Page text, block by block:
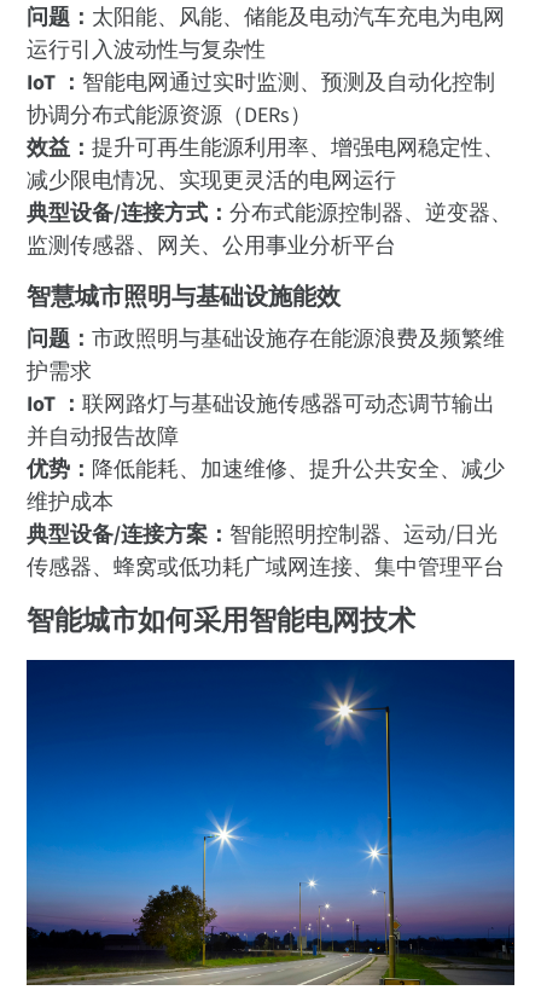
问题： 太阳能、风能、储能及电动汽车充电为电网
运行引入波动性与复杂性
IoT ： 智能电网通过实时监测、预测及自动化控制
协调分布式能源资源（DERs）
效益：提升可再生能源利用率、增强电网稳定性、
减少限电情况、实现更灵活的电网运行
典型设备/连接方式：分布式能源控制器、逆变器、
监测传感器、网关、公用事业分析平台
智慧城市照明与基础设施能效
问题：市政照明与基础设施存在能源浪费及频繁维
护需求
IoT ：联网路灯与基础设施传感器可动态调节输出
并自动报告故障
优势： 降低能耗、加速维修、提升公共安全、减少
维护成本
典型设备/连接方案： 智能照明控制器、运动/日光
传感器、蜂窝或低功耗广域网连接、集中管理平台
智能城市如何采用智能电网技术